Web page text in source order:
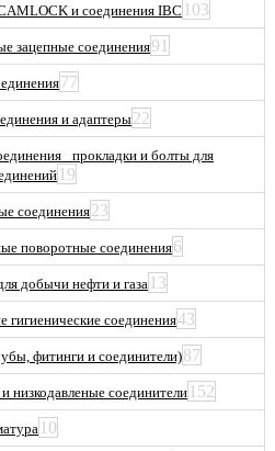
и соединения IBC 103
зацепные соединения91
77
и адаптеры22
прокладки и болты для
19
соединения23
поворотные соединения6
добычи нефти и газа 13
соединения43
фитинги и соединители)87
низкодавленые соединители 152
10